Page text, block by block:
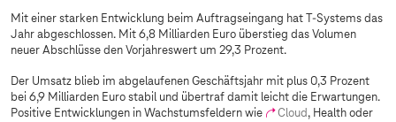
Mit einer starken Entwicklung beim Auftragseingang hat T-Systems das
Jahr abgeschlossen. Mit 6,8 Milliarden Euro überstieg das Volumen
neuer Abschlüsse den Vorjahreswert um 29,3 Prozent.
Der Umsatz blieb im abgelaufenen Geschäftsjahr mit plus 0,3 Prozent
bei 6,9 Milliarden Euro stabil und übertraf damit leicht die Erwartungen.
Positive Entwicklungen in Wachstumsfeldern wie
Cloud, Health oder